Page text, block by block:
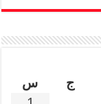
ج
س